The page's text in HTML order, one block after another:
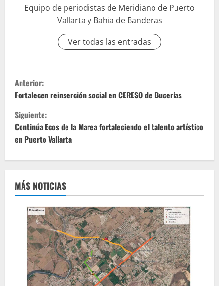
Equipo de periodistas de Meridiano de Puerto
Vallarta y Bahía de Banderas
Ver todas las entradas
S
i
g
u
e
l
e
Anterior:
Fortalecen reinserción social en CERESO de Bucerías
Siguiente:
Continúa Ecos de la Marea fortaleciendo el talento artístico
en Puerto Vallarta
MÁS NOTICIAS